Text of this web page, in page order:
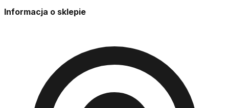
Informacja o sklepie